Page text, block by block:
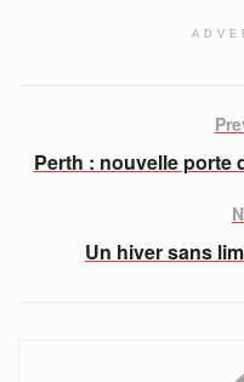
Perth : nouvelle porte
Un hiver sans